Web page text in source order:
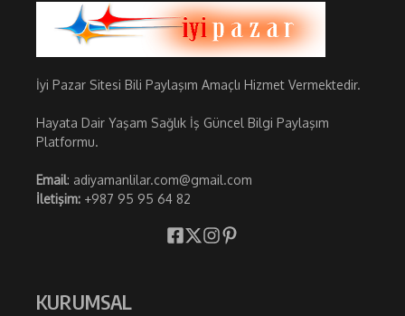
İyi Pazar Sitesi Bili Paylaşım Amaçlı Hizmet Vermektedir.
Hayata Dair Yaşam Sağlık İş Güncel Bilgi Paylaşım
Platformu.
Email: adiyamanlilar.com@gmail.com
İletişim: +987 95 95 64 82
KURUMSAL